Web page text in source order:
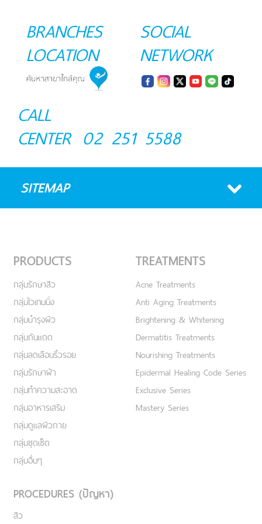
BRANCHES
LOCATION
SOCIAL
NETWORK
CALL
CENTER 02 251 5588
SITEMAP
PRODUCTS
กลุ่มรักษาสิว
กลุ่มไวเทนนิ่ง
กลุ่มบำรุงผิว
กลุ่มกันแดด
กลุ่มลดเลือนริ้วรอย
กลุ่มรักษาฝ้า
กลุ่มทำความสะอาด
กลุ่มอาหารเสริม
กลุ่มดูแลผิวกาย
กลุ่มชุดเซ็ต
กลุ่มอื่นๆ
TREATMENTS
Acne Treatments
Anti Aging Treatments
Brightening & Whitening
Dermatitis Treatments
Nourishing Treatments
Epidermal Healing Code Series
Exclusive Series
Mastery Series
PROCEDURES (ปัญหา)
สิว